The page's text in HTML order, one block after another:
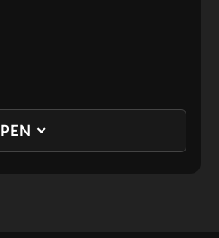
い合わせはGMO Developers Day運営